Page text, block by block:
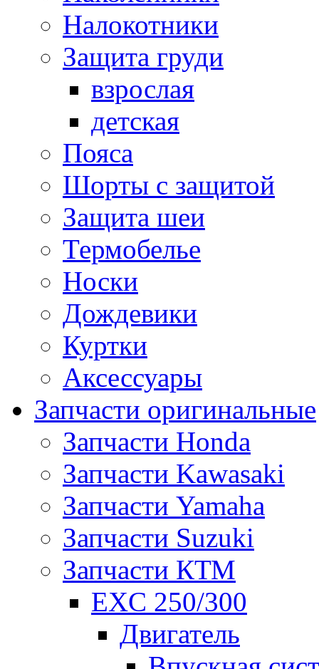
Налокотники
Защита груди
взрослая
детская
Пояса
Шорты с защитой
Защита шеи
Термобелье
Носки
Дождевики
Куртки
Аксессуары
Запчасти оригинальные
Запчасти Honda
Запчасти Kawasaki
Запчасти Yamaha
Запчасти Suzuki
Запчасти КТМ
EXC 250/300
Двигатель